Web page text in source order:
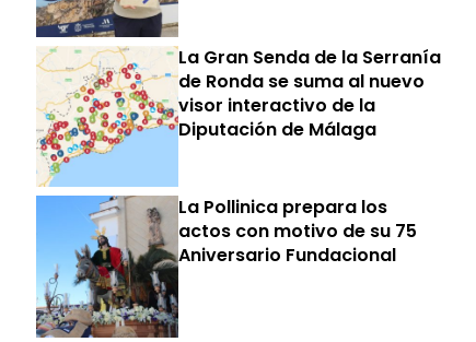
La Gran Senda de la Serranía
de Ronda se suma al nuevo
visor interactivo de la
Diputación de Málaga
La Pollinica prepara los
actos con motivo de su 75
Aniversario Fundacional